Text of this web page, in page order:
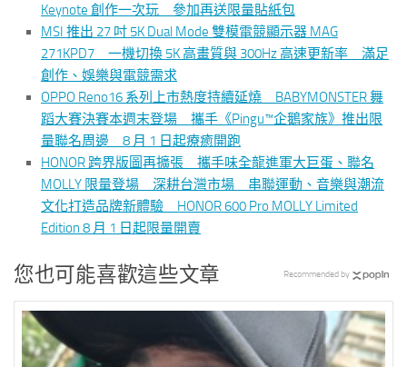
Keynote 創作一次玩 參加再送限量貼紙包
MSI 推出 27 吋 5K Dual Mode 雙模電競顯示器 MAG
271KPD7 一機切換 5K 高畫質與 300Hz 高速更新率 滿足
創作、娛樂與電競需求
OPPO Reno16 系列上市熱度持續延燒 BABYMONSTER 舞
蹈大賽決賽本週末登場 攜手《Pingu™企鵝家族》推出限
量聯名周邊 8 月 1 日起療癒開跑
HONOR 跨界版圖再擴張 攜手味全龍進軍大巨蛋、聯名
MOLLY 限量登場 深耕台灣市場 串聯運動、音樂與潮流
文化打造品牌新體驗 HONOR 600 Pro MOLLY Limited
Edition 8 月 1 日起限量開賣
您也可能喜歡這些文章 Recommended by